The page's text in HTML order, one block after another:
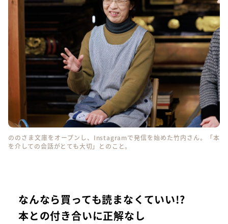
ののさま文庫をオープンし、Instagramで発信を始めた竹内さん。「本
を介しての会話がとても大切」とのこと。
なんなら買っても読まなくていい!?
本との付き合いに正解なし